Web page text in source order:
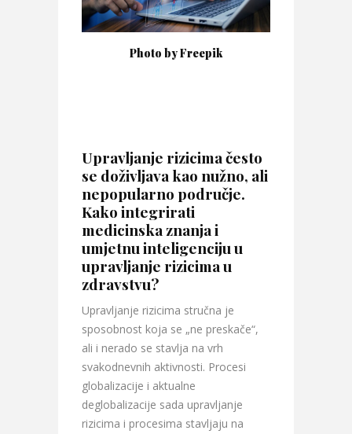
Photo by Freepik
Upravljanje rizicima često
se doživljava kao nužno, ali
nepopularno područje.
Kako integrirati
medicinska znanja i
umjetnu inteligenciju u
upravljanje rizicima u
zdravstvu?
Upravljanje rizicima stručna je
sposobnost koja se „ne preskače“,
ali i nerado se stavlja na vrh
svakodnevnih aktivnosti. Procesi
globalizacije i aktualne
deglobalizacije sada upravljanje
rizicima i procesima stavljaju na